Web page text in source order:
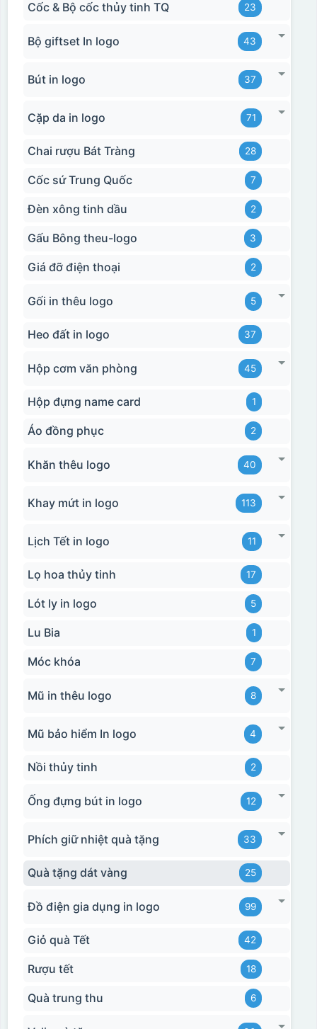
Cốc & Bộ cốc thủy tinh TQ 23
Bộ giftset In logo 43
Bút in logo 37
Cặp da in logo 71
Chai rượu Bát Tràng 28
Cốc sứ Trung Quốc 7
Đèn xông tinh dầu 2
Gấu Bông theu-logo 3
Giá đỡ điện thoại 2
Gối in thêu logo 5
Heo đất in logo 37
Hộp cơm văn phòng 45
Hộp đựng name card 1
Áo đồng phục 2
Khăn thêu logo 40
Khay mứt in logo 113
Lịch Tết in logo 11
Lọ hoa thủy tinh 17
Lót ly in logo 5
Lu Bia 1
Móc khóa 7
Mũ in thêu logo 8
Mũ bảo hiểm In logo 4
Nồi thủy tinh 2
Ống đựng bút in logo 12
Phích giữ nhiệt quà tặng 33
Quà tặng dát vàng 25
Đồ điện gia dụng in logo 99
Giỏ quà Tết 42
Rượu tết 18
Quà trung thu 6